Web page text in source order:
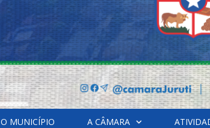
O MUNICÍPIO A CÂMARA